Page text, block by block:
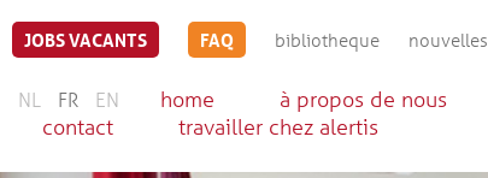
JOBS VACANTS FAQ bibliotheque nouvelles
NL FR EN home à propos de nous
contact
travailler chez alertis